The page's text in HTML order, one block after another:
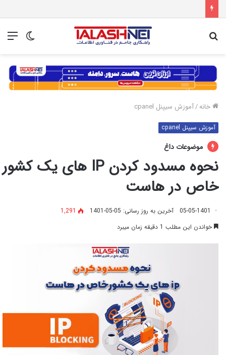
تغییر
خانه/آموزش سیپنل cpanel
آموزش سیپنل cpanel
موضوعات داغ
نحوه مسدود کردن IP های یک کشور
خاص در هاست
05-05-1401 آخرین به روز رسانی: 05-05-1401
1,291
خواندن این مطلب 1 دقیقه زمان میبرد